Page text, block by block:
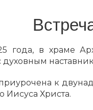
года, в храме
духовным
к
Иисуса Христа.